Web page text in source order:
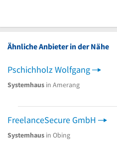
Ähnliche Anbieter in der Nähe
Pschichholz Wolfgang
Systemhaus in Amerang
FreelanceSecure GmbH
Systemhaus in Obing